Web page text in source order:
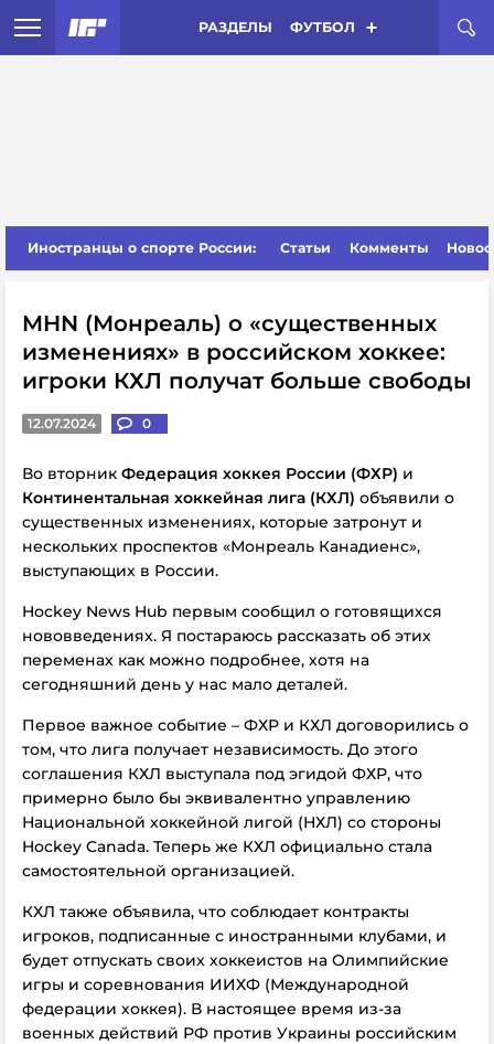
РАЗДЕЛЫ ФУТБОЛ
Иностранцы о спорте России: Статьи Комменты
MHN (Монреаль) о «существенных
изменениях» в российском хоккее:
игроки КХЛ получат больше свободы
12.07.2024 0
Во вторник Федерация хоккея России (ФХР) и
Континентальная хоккейная лига (КХЛ) объявили о
существенных изменениях, которые затронут и
нескольких проспектов «Монреаль Канадиенс»,
выступающих в России.
Hockey News Hub первым сообщил о готовящихся
нововведениях. Я постараюсь рассказать об этих
переменах как можно подробнее, хотя на
сегодняшний день у нас мало деталей.
Первое важное событие – ФХР и КХЛ договорились о
том, что лига получает независимость. До этого
соглашения КХЛ выступала под эгидой ФХР, что
примерно было бы эквивалентно управлению
Национальной хоккейной лигой (НХЛ) со стороны
Hockey Canada. Теперь же КХЛ официально стала
самостоятельной организацией.
КХЛ также объявила, что соблюдает контракты
игроков, подписанные с иностранными клубами, и
будет отпускать своих хоккеистов на Олимпийские
игры и соревнования ИИХФ (Международной
федерации хоккея). В настоящее время из-за
военных действий РФ против Украины российским